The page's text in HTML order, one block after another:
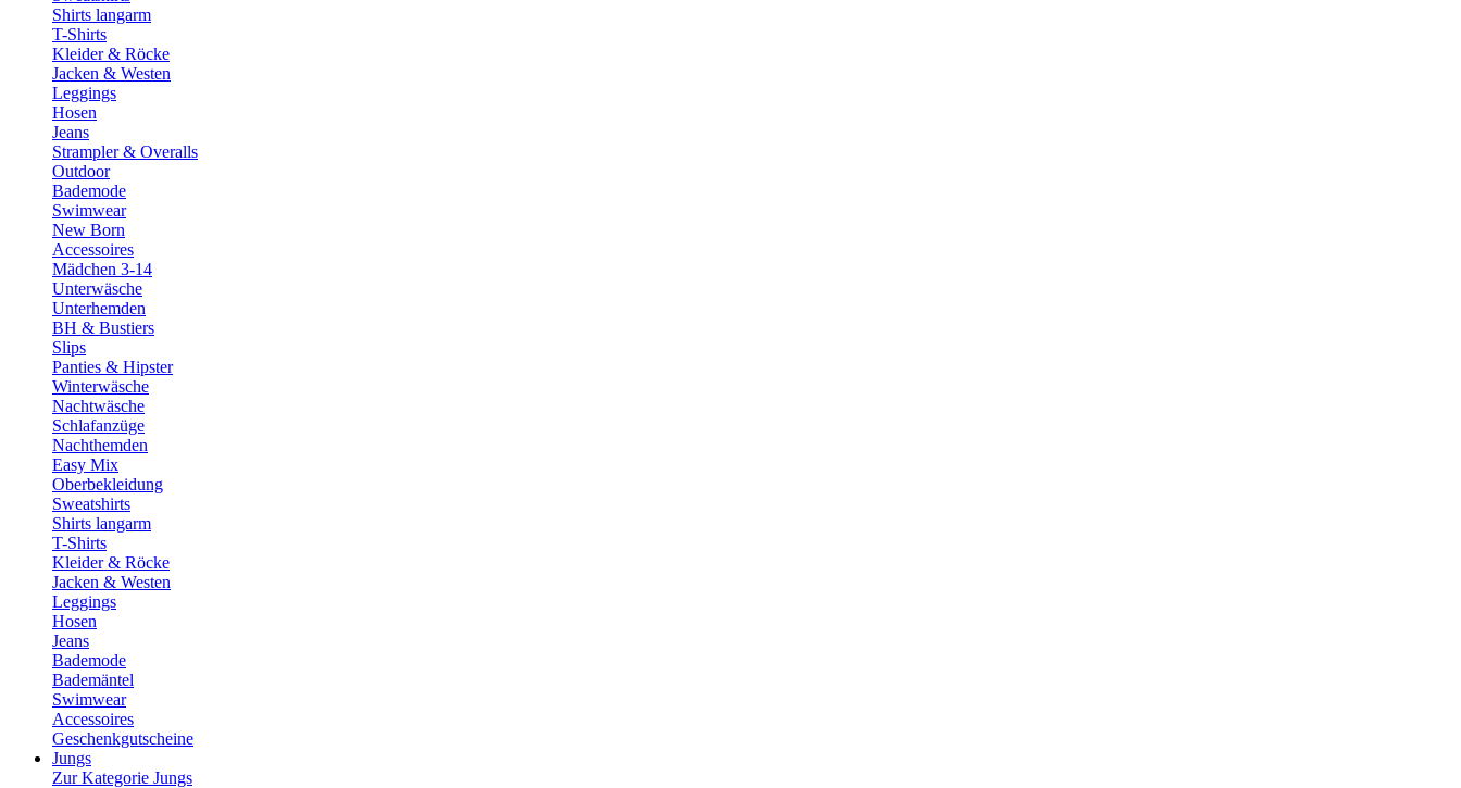
Shirts langarm
T-Shirts
Kleider & Röcke
Jacken & Westen
Leggings
Hosen
Jeans
Strampler & Overalls
Outdoor
Bademode
Swimwear
New Born
Accessoires
Mädchen 3-14
Unterwäsche
Unterhemden
BH & Bustiers
Slips
Panties & Hipster
Winterwäsche
Nachtwäsche
Schlafanzüge
Nachthemden
Easy Mix
Oberbekleidung
Sweatshirts
Shirts langarm
T-Shirts
Kleider & Röcke
Jacken & Westen
Leggings
Hosen
Jeans
Bademode
Bademäntel
Swimwear
Accessoires
Geschenkgutscheine
Jungs
Zur Kategorie Jungs